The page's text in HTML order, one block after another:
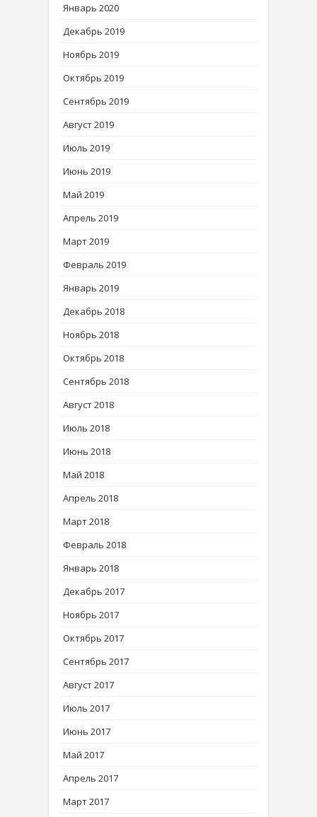
Январь 2020
Декабрь 2019
Ноябрь 2019
Октябрь 2019
Сентябрь 2019
Август 2019
Июль 2019
Июнь 2019
Май 2019
Апрель 2019
Март 2019
Февраль 2019
Январь 2019
Декабрь 2018
Ноябрь 2018
Октябрь 2018
Сентябрь 2018
Август 2018
Июль 2018
Июнь 2018
Май 2018
Апрель 2018
Март 2018
Февраль 2018
Январь 2018
Декабрь 2017
Ноябрь 2017
Октябрь 2017
Сентябрь 2017
Август 2017
Июль 2017
Июнь 2017
Май 2017
Апрель 2017
Март 2017